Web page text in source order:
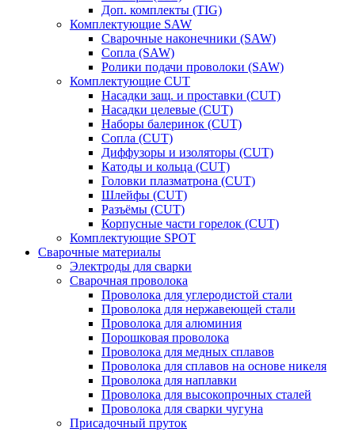
Доп. комплекты (TIG)
Комплектующие SAW
Сварочные наконечники (SAW)
Сопла (SAW)
Ролики подачи проволоки (SAW)
Комплектующие CUT
Насадки защ. и проставки (CUT)
Насадки целевые (CUT)
Наборы балеринок (CUT)
Сопла (CUT)
Диффузоры и изоляторы (CUT)
Катоды и кольца (CUT)
Головки плазматрона (CUT)
Шлейфы (CUT)
Разъёмы (CUT)
Корпусные части горелок (CUT)
Комплектующие SPOT
Сварочные материалы
Электроды для сварки
Сварочная проволока
Проволока для углеродистой стали
Проволока для нержавеющей стали
Проволока для алюминия
Порошковая проволока
Проволока для медных сплавов
Проволока для сплавов на основе никеля
Проволока для наплавки
Проволока для высокопрочных сталей
Проволока для сварки чугуна
Присадочный пруток